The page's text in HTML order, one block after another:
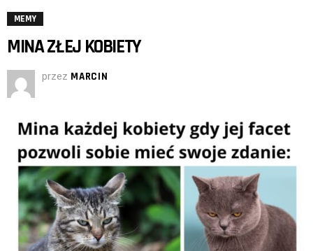
MEMY
MINA ZŁEJ KOBIETY
przez MARCIN